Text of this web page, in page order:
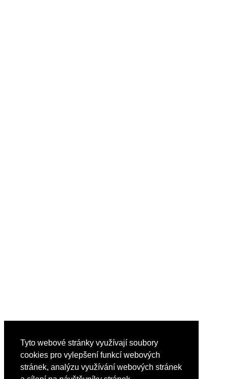
Tyto webové stránky využívají soubory
cookies pro vylepšení funkcí webových
stránek, analýzu využívání webových stránek